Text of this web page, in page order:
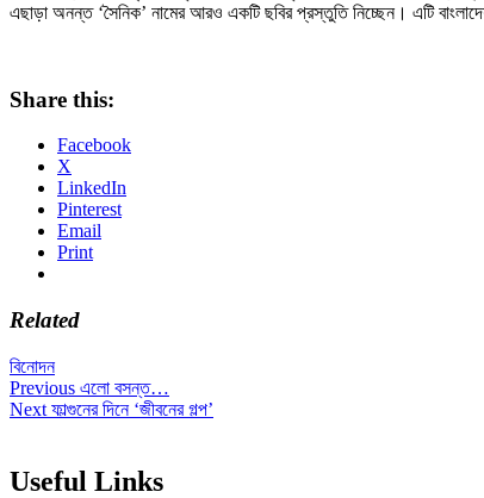
এছাড়া অনন্ত ‘সৈনিক’ নামের আরও একটি ছবির প্রস্তুতি নিচ্ছেন। এটি বাংলাদেশ
Share this:
Facebook
X
LinkedIn
Pinterest
Email
Print
Related
বিনোদন
Post
navigation
Previous Previous
post:
এলো বসন্ত…
Next Next
ফাল্গুনের দিনে ‘জীবনের গল্প’
Useful Links